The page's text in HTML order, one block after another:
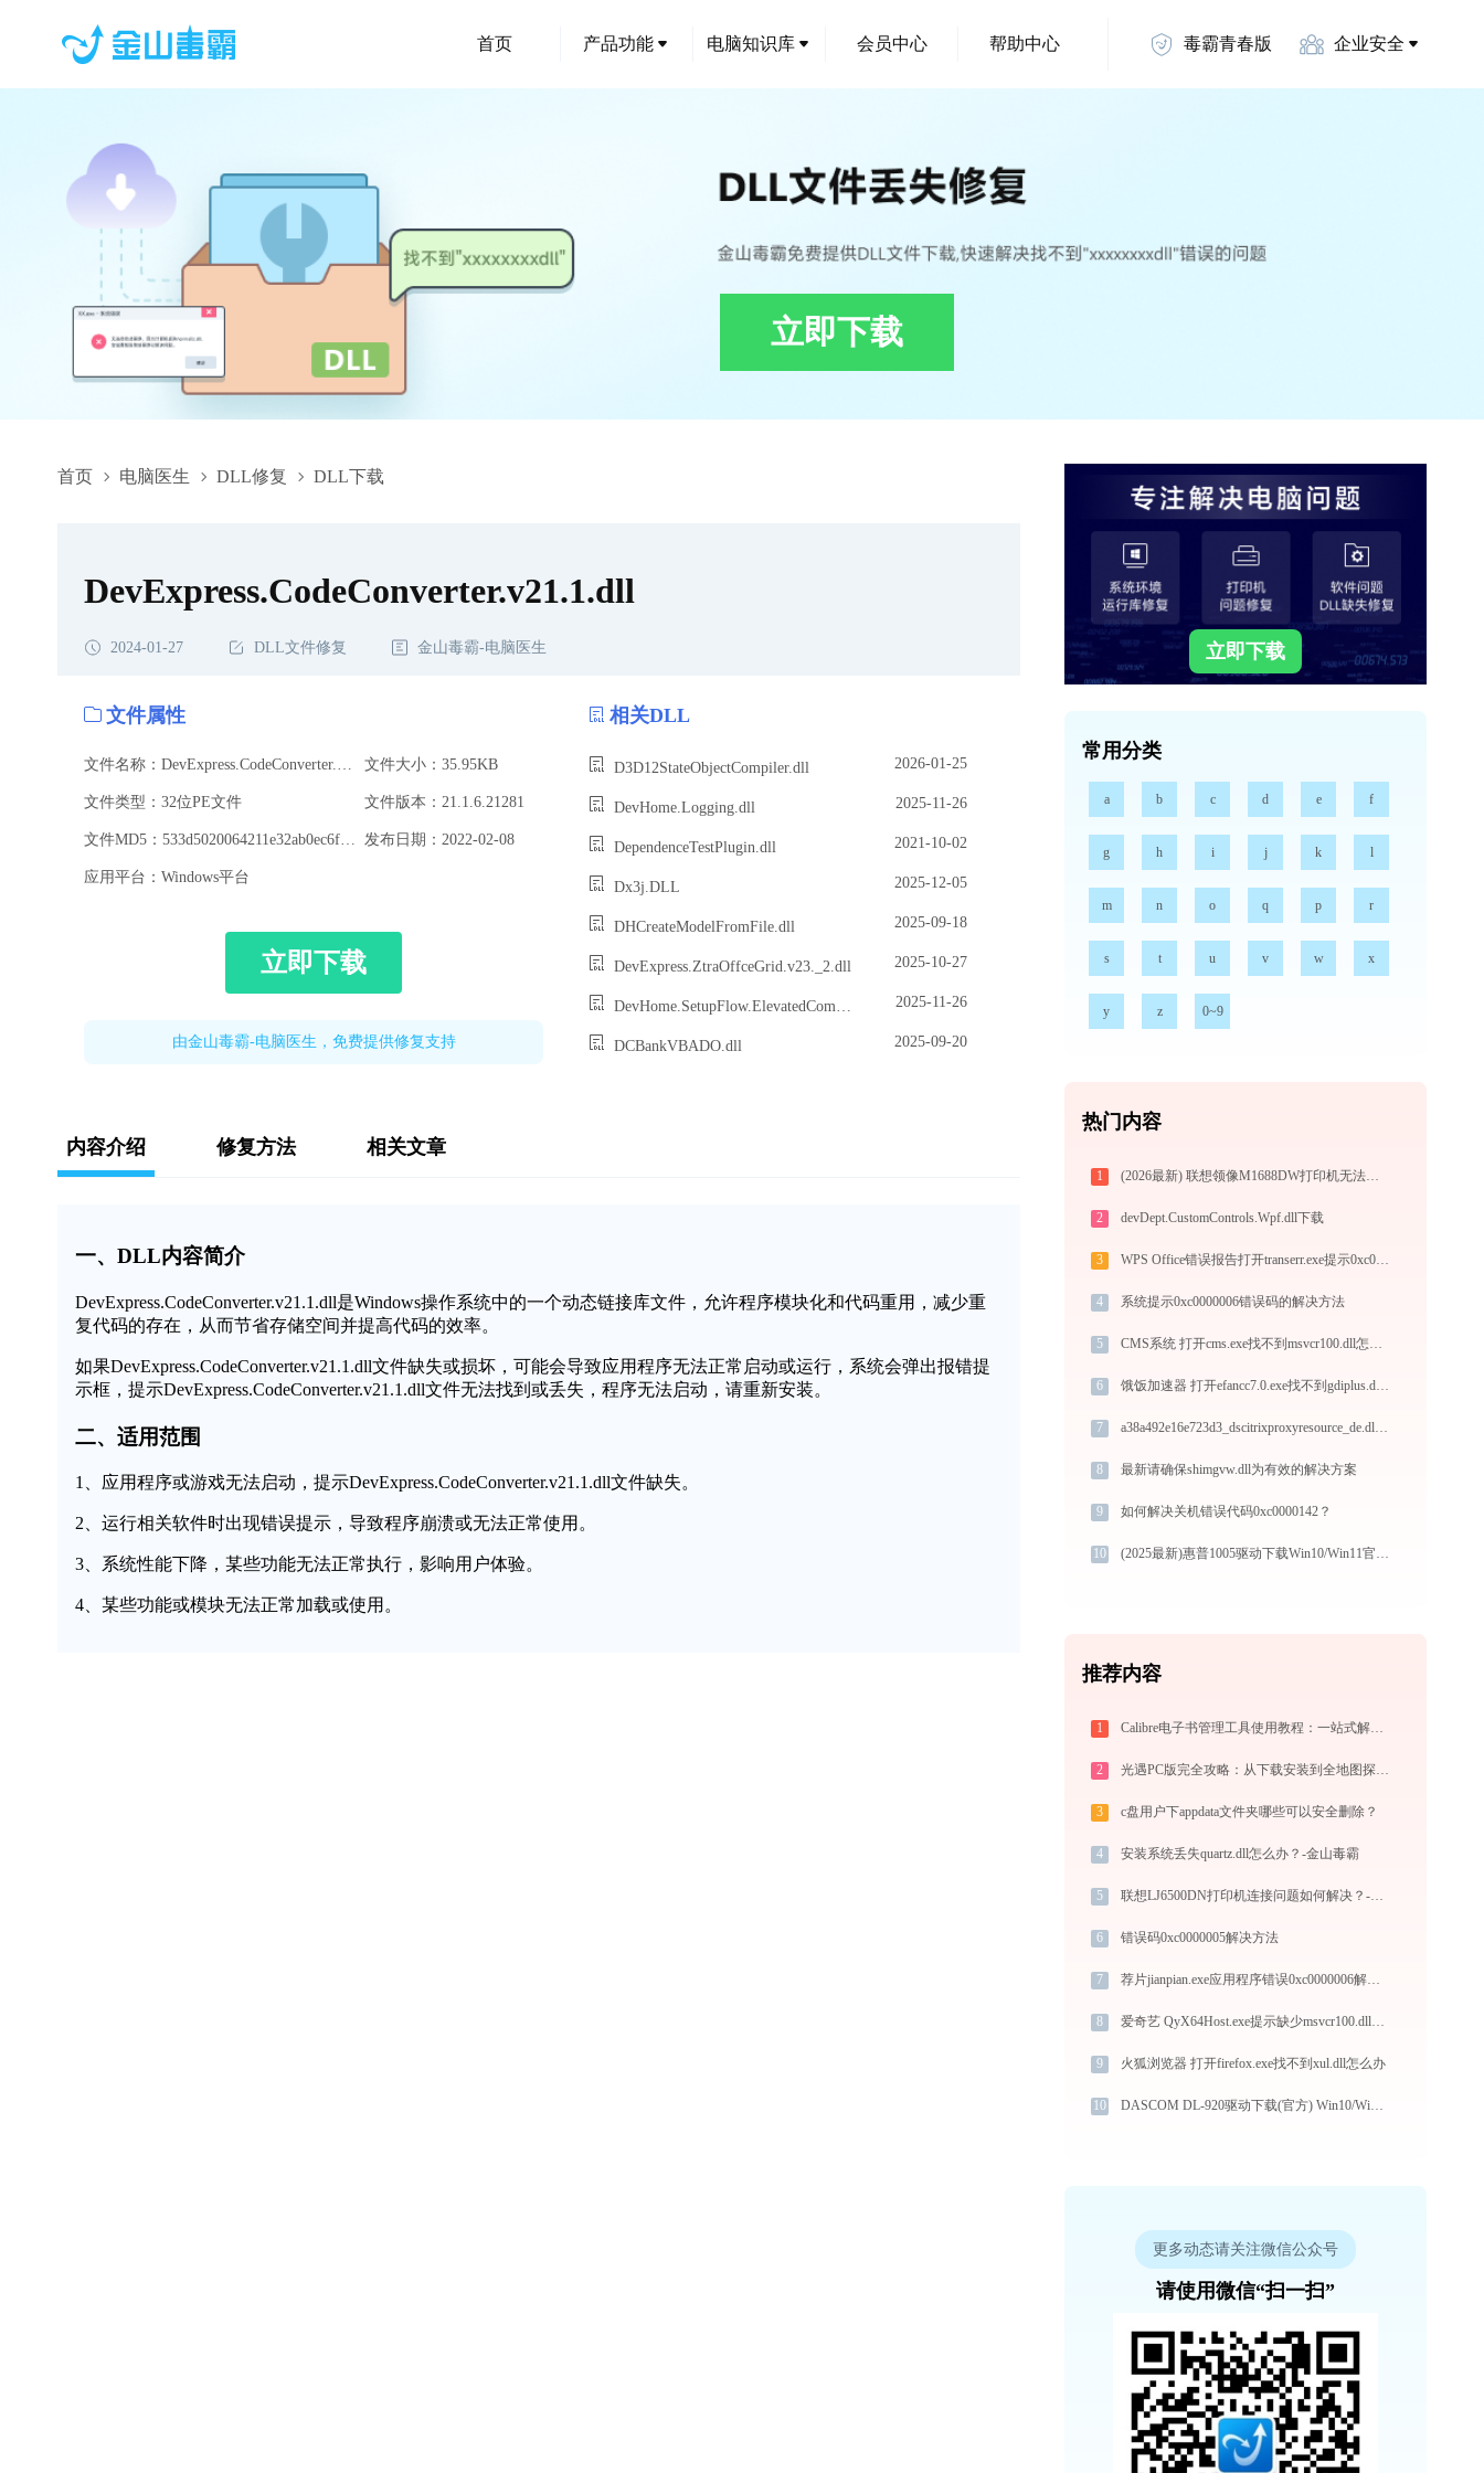
首页 产品功能 电脑知识库 会员中心 帮助中心 毒霸青春版 企业安全
立即下载
首页 电脑医生 DLL修复 DLL下载
DevExpress.CodeConverter.v21.1.dll,DevExpress.CodeConverter.v21.1.dll下载,DevExpress.CodeConverter.v21.1.dll修复
DevExpress.CodeConverter.v21.1.dll
2024-01-27 DLL文件修复 金山毒霸-电脑医生
文件属性
文件大小：35.95KB
文件类型：32位PE文件 文件版本：21.1.6.21281
发布日期：2022-02-08
应用平台：Windows平台
立即下载
由金山毒霸-电脑医生，免费提供修复支持
相关DLL
D3D12StateObjectCompiler.dll 2026-01-25
DevHome.Logging.dll 2025-11-26
DependenceTestPlugin.dll 2021-10-02
Dx3j.DLL 2025-12-05
DHCreateModelFromFile.dll 2025-09-18
DevExpress.ZtraOffceGrid.v23._2.dll 2025-10-27
DevHome.SetupFlow.ElevatedComponent.Projection.dll 2025-11-26
DCBankVBADO.dll 2025-09-20
内容介绍 修复方法 相关文章
一、DLL内容简介
DevExpress.CodeConverter.v21.1.dll是Windows操作系统中的一个动态链接库文件，允许程序模块化和代码重用，减少重
复代码的存在，从而节省存储空间并提高代码的效率。
如果DevExpress.CodeConverter.v21.1.dll文件缺失或损坏，可能会导致应用程序无法正常启动或运行，系统会弹出报错提
示框，提示DevExpress.CodeConverter.v21.1.dll文件无法找到或丢失，程序无法启动，请重新安装。
二、适用范围
1、应用程序或游戏无法启动，提示DevExpress.CodeConverter.v21.1.dll文件缺失。
2、运行相关软件时出现错误提示，导致程序崩溃或无法正常使用。
3、系统性能下降，某些功能无法正常执行，影响用户体验。
4、某些功能或模块无法正常加载或使用。
立即下载
常用分类
a b c d e f
g h i j k l
m n o q p r
s t u v w x
y z 0~9
热门内容
1 (2026最新) 联想领像M1688DW打印机无法连接？教你解决方法！-金山毒霸
2 devDept.CustomControls.Wpf.dll下载
3 WPS Office错误报告打开transerr.exe提示0xc000000d错误码怎么办
4 系统提示0xc0000006错误码的解决方法
5 CMS系统 打开cms.exe找不到msvcr100.dll怎么办
6 饿饭加速器 打开efancc7.0.exe找不到gdiplus.dll怎么办
7 a38a492e16e723d3_dscitrixproxyresource_de.dll下载
8 最新请确保shimgvw.dll为有效的解决方案
9 如何解决关机错误代码0xc0000142？
10 (2025最新)惠普1005驱动下载Win10/Win11官方安装图文教程
推荐内容
1 Calibre电子书管理工具使用教程：一站式解决电子书格式转换、元数据管理与设备同步
2 光遇PC版完全攻略：从下载安装到全地图探索的新手入门指南（2026最新）
3 c盘用户下appdata文件夹哪些可以安全删除？
4 安装系统丢失quartz.dll怎么办？-金山毒霸
5 联想LJ6500DN打印机连接问题如何解决？-金山毒霸
6 错误码0xc0000005解决方法
7 荐片jianpian.exe应用程序错误0xc0000006解决方法
8 爱奇艺 QyX64Host.exe提示缺少msvcr100.dll文件的解决办法
9 火狐浏览器 打开firefox.exe找不到xul.dll怎么办
10 DASCOM DL-920驱动下载(官方) Win10/Win11支持
更多动态请关注微信公众号
请使用微信“扫一扫”